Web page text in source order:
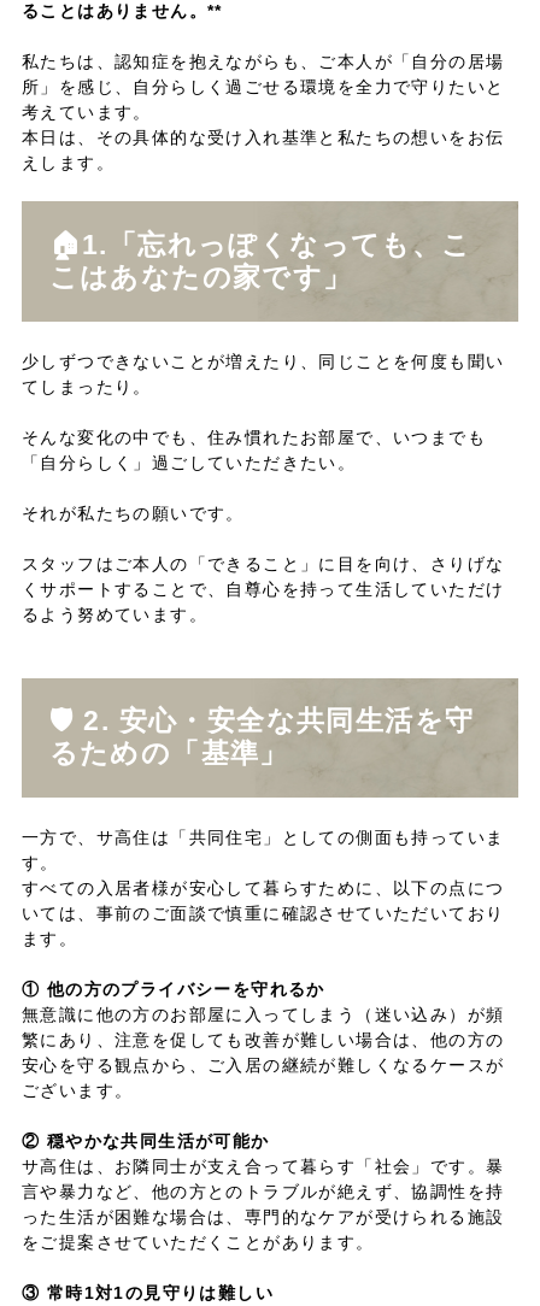
ることはありません。**
私たちは、認知症を抱えながらも、ご本人が「自分の居場
所」を感じ、自分らしく過ごせる環境を全力で守りたいと
考えています。
本日は、その具体的な受け入れ基準と私たちの想いをお伝
えします。
🏠1.「忘れっぽくなっても、こ
こはあなたの家です」
少しずつできないことが増えたり、同じことを何度も聞い
てしまったり。
そんな変化の中でも、住み慣れたお部屋で、いつまでも
「自分らしく」過ごしていただきたい。
それが私たちの願いです。
スタッフはご本人の「できること」に目を向け、さりげな
くサポートすることで、自尊心を持って生活していただけ
るよう努めています。
🛡️ 2. 安心・安全な共同生活を守
るための「基準」
一方で、サ高住は「共同住宅」としての側面も持っていま
す。
すべての入居者様が安心して暮らすために、以下の点につ
いては、事前のご面談で慎重に確認させていただいており
ます。
① 他の方のプライバシーを守れるか
無意識に他の方のお部屋に入ってしまう（迷い込み）が頻
繁にあり、注意を促しても改善が難しい場合は、他の方の
安心を守る観点から、ご入居の継続が難しくなるケースが
ございます。
② 穏やかな共同生活が可能か
サ高住は、お隣同士が支え合って暮らす「社会」です。暴
言や暴力など、他の方とのトラブルが絶えず、協調性を持
った生活が困難な場合は、専門的なケアが受けられる施設
をご提案させていただくことがあります。
③ 常時1対1の見守りは難しい